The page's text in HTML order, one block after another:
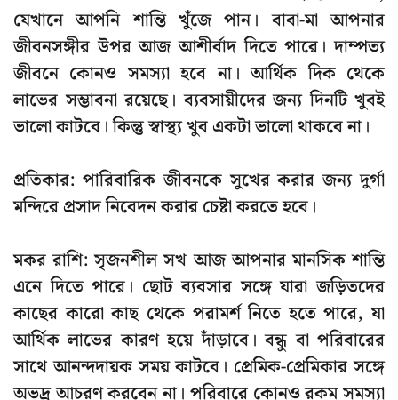
যেখানে আপনি শান্তি খুঁজে পান। বাবা-মা আপনার
জীবনসঙ্গীর উপর আজ আশীর্বাদ দিতে পারে। দাম্পত্য
জীবনে কোনও সমস্যা হবে না। আর্থিক দিক থেকে
লাভের সম্ভাবনা রয়েছে। ব্যবসায়ীদের জন্য দিনটি খুবই
ভালো কাটবে। কিন্তু স্বাস্থ্য খুব একটা ভালো থাকবে না।
প্রতিকার: পারিবারিক জীবনকে সুখের করার জন্য দুর্গা
মন্দিরে প্রসাদ নিবেদন করার চেষ্টা করতে হবে।
মকর রাশি: সৃজনশীল সখ আজ আপনার মানসিক শান্তি
এনে দিতে পারে। ছোট ব্যবসার সঙ্গে যারা জড়িতদের
কাছের কারো কাছ থেকে পরামর্শ নিতে হতে পারে, যা
আর্থিক লাভের কারণ হয়ে দাঁড়াবে। বন্ধু বা পরিবারের
সাথে আনন্দদায়ক সময় কাটবে। প্রেমিক-প্রেমিকার সঙ্গে
অভদ্র আচরণ করবেন না। পরিবারে কোনও রকম সমস্যা